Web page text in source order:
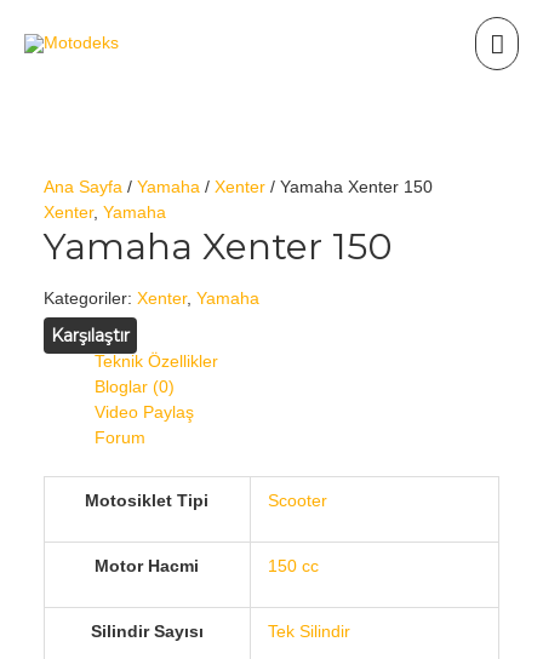
Ana Sayfa / Yamaha / Xenter/ Yamaha Xenter 150
Xenter, Yamaha
Yamaha Xenter 150
Kategoriler: Xenter, Yamaha
Karşılaştır
Teknik Özellikler
Bloglar (0)
Video Paylaş
Forum
Motosiklet Tipi Scooter
Motor Hacmi 150 cc
Silindir Sayısı Tek Silindir